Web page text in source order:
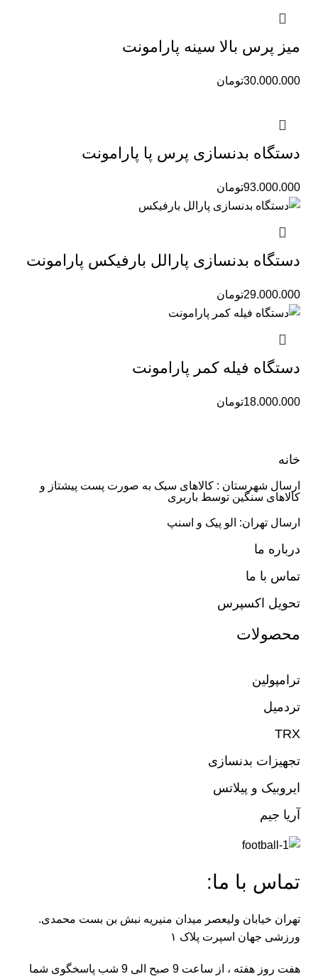
میز پرس بالا سینه پارامونت
تومان30.000.000
دستگاه بدنسازی پرس پا پارامونت
تومان93.000.000
دستگاه بدنسازی پارالل بارفیکس پارامونت
تومان29.000.000
دستگاه فیله کمر پارامونت
تومان18.000.000
خانه
ارسال شهرستان : کالاهای سبک به صورت پست پیشتاز و
کالاهای سنگین توسط باربری
ارسال تهران: الو پیک و اسنپ
درباره ما
تماس با ما
تحویل اکسپرس
محصولات
ترامپولین
تردمیل
TRX
تجهیزات بدنسازی
ایروبیک و پیلاتس
آریا جیم
تماس با ما:
تهران خیابان ولیعصر میدان منیریه نبش بن بست محمدی.
ورزشی جهان اسپرت پلاک ۱
هفت روز هفته ، از ساعت 9 صبح الی 9 شب پاسخگوی شما